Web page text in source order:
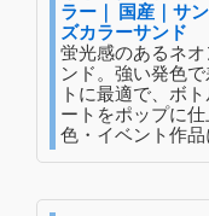
ラー｜ 国産｜サ
ズカラーサンド
蛍光感のあるネ
ンド。強い発色
トに最適で、ボ
ートをポップに
色・イベント作品